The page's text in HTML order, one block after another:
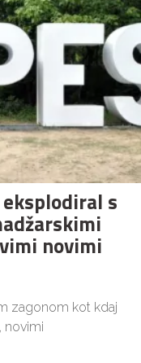
s
novimi
zagonom kot kdaj
novimi